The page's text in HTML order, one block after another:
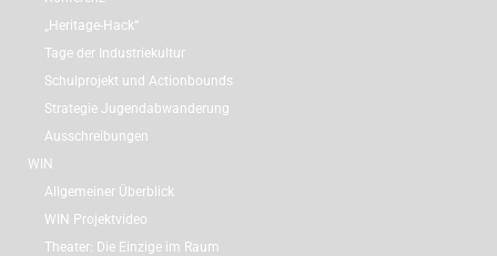
„Heritage-Hack“
Tage der Industriekultur
Schulprojekt und Actionbounds
Strategie Jugendabwanderung
Ausschreibungen
WIN
Allgemeiner Überblick
WIN Projektvideo
Theater: Die Einzige im Raum